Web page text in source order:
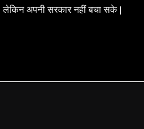
लेकिन अपनी सरकार नहीं बचा सके |